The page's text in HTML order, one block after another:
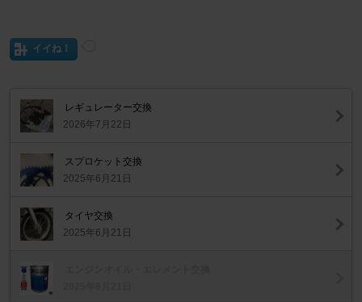
イイね！
レギュレーター交換
2026年7月22日
スプロケット交換
2025年6月21日
タイヤ交換
2025年6月21日